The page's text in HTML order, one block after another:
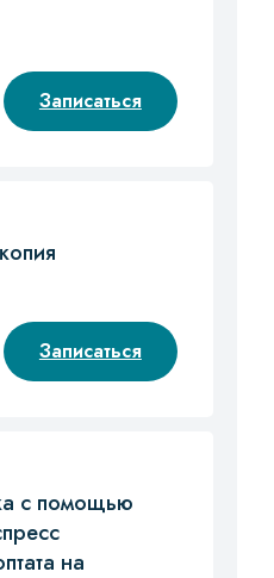
Записаться
Записаться
с помощью
на